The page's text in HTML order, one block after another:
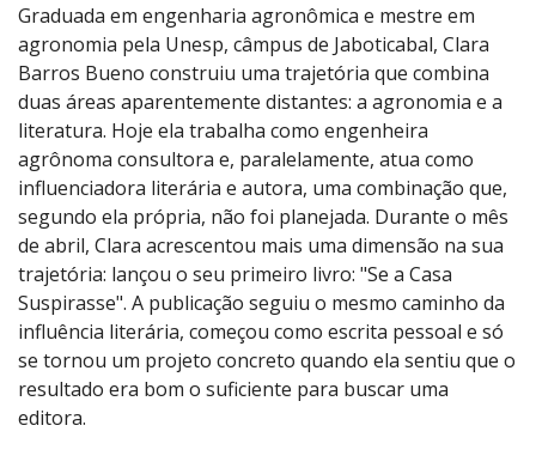
Graduada em engenharia agronômica e mestre em
agronomia pela Unesp, câmpus de Jaboticabal, Clara
Barros Bueno construiu uma trajetória que combina
duas áreas aparentemente distantes: a agronomia e a
literatura. Hoje ela trabalha como engenheira
agrônoma consultora e, paralelamente, atua como
influenciadora literária e autora, uma combinação que,
segundo ela própria, não foi planejada. Durante o mês
de abril, Clara acrescentou mais uma dimensão na sua
trajetória: lançou o seu primeiro livro: "Se a Casa
Suspirasse". A publicação seguiu o mesmo caminho da
influência literária, começou como escrita pessoal e só
se tornou um projeto concreto quando ela sentiu que o
resultado era bom o suficiente para buscar uma
editora.